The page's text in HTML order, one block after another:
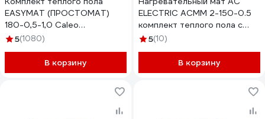
EASYMAT (ПРОСТОМАТ)
180-0,5-1,0 Caleo
УП-00000365
5(1080)
В корзину
ELECTRIC ACМM 2-150-0.5
комплект теплого пола с
терморегулятором
5(10)
В корзину